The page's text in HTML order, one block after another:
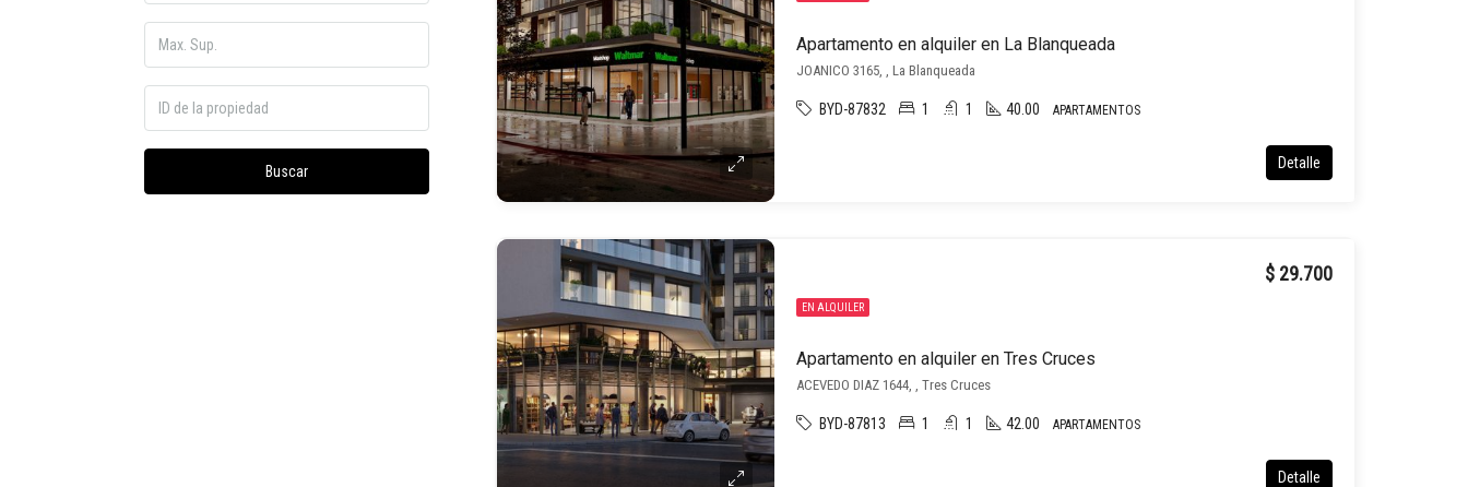
Apartamento en alquiler en La Blanqueada
JOANICO 3165, , La Blanqueada
BYD-87832 1 1 40.00 APARTAMENTOS
Detalle
EN ALQUILER
Apartamento en alquiler en Tres Cruces
$ 29.700
ACEVEDO DIAZ 1644, , Tres Cruces
BYD-87813 1 1 42.00 APARTAMENTOS
Detalle
Buscar